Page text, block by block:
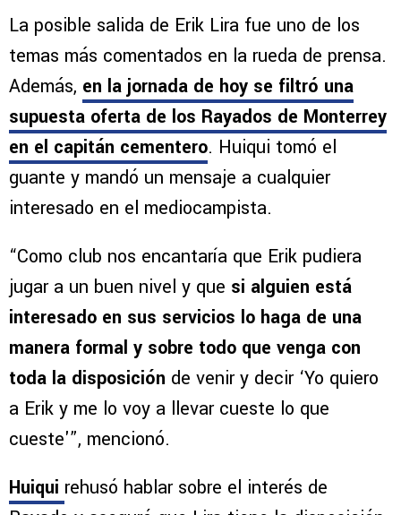
La posible salida de Erik Lira fue uno de los
temas más comentados en la rueda de prensa.
Además, en la jornada de hoy se filtró una
supuesta oferta de los Rayados de Monterrey
en el capitán cementero. Huiqui tomó el
guante y mandó un mensaje a cualquier
interesado en el mediocampista.
“Como club nos encantaría que Erik pudiera
jugar a un buen nivel y que si alguien está
interesado en sus servicios lo haga de una
manera formal y sobre todo que venga con
toda la disposición de venir y decir ‘Yo quiero
a Erik y me lo voy a llevar cueste lo que
cueste'”, mencionó.
Huiqui rehusó hablar sobre el interés de